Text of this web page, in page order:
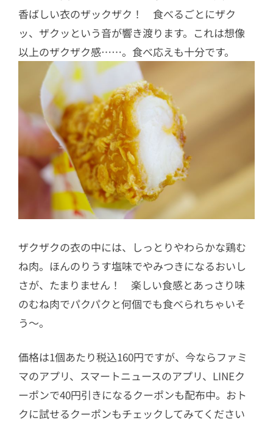
香ばしい衣のザックザク！ 食べるごとにザク
ッ、ザクッという音が響き渡ります。これは想像
以上のザクザク感……。食べ応えも十分です。
ザクザクの衣の中には、しっとりやわらかな鶏む
ね肉。ほんのりうす塩味でやみつきになるおいし
さが、たまりません！ 楽しい食感とあっさり味
のむね肉でパクパクと何個でも食べられちゃいそ
う～。
価格は1個あたり税込160円ですが、今ならファミ
マのアプリ、スマートニュースのアプリ、LINEク
ーポンで40円引きになるクーポンも配布中。おト
クに試せるクーポンもチェックしてみてください